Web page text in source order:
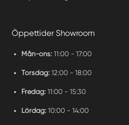
Öppettider Showroom
Mån-ons: 11:00 - 17:00
Torsdag: 12:00 - 18:00
Fredag: 11:00 - 15:30
Lördag: 10:00 - 14:00